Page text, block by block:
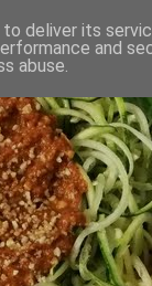
deliver its
and
abuse.